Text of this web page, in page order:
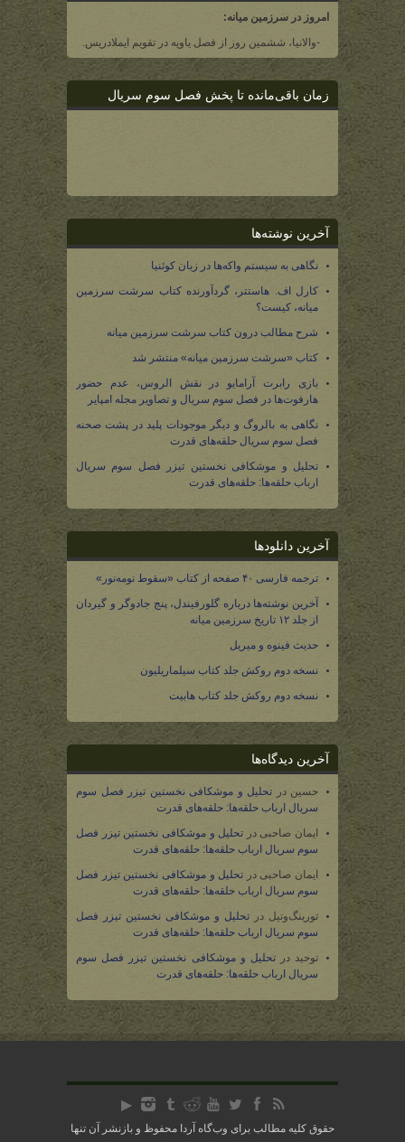
امروز در سرزمین میانه:
-والانیا، ششمین روز از فصل یاویه در تقویم ایملادریس.
زمان باقی‌مانده تا پخش فصل سوم سریال
آخرین نوشته‌ها
نگاهی به سیستم واکه‌ها در زبان کوئنیا
کارل اف. هاستتر، گردآورنده کتاب سرشت سرزمین
میانه، کیست؟
شرح مطالب درون کتاب سرشت سرزمین میانه
کتاب «سرشت سرزمین میانه» منتشر شد
بازی رابرت آرامایو در نقش الروس، عدم حضور
هارفوت‌ها در فصل سوم سریال و تصاویر مجله امپایر
نگاهی به بالروگ و دیگر موجودات پلید در پشت صحنه
فصل سوم سریال حلقه‌های قدرت
تحلیل و موشکافی نخستین تیزر فصل سوم سریال
ارباب حلقه‌ها: حلقه‌های قدرت
آخرین دانلودها
ترجمه فارسی ۴۰ صفحه از کتاب «سقوط نومه‌نور»
آخرین نوشته‌ها درباره گلورفیندل، پنج جادوگر و گیردان
از جلد ۱۲ تاریخ سرزمین میانه
حدیث فینوه و میریل
نسخه دوم روکش جلد کتاب سیلماریلیون
نسخه دوم روکش جلد کتاب هابیت
آخرین دیدگاه‌ها
حسین در تحلیل و موشکافی نخستین تیزر فصل سوم
سریال ارباب حلقه‌ها: حلقه‌های قدرت
ایمان صاحبیدر تحلیل و موشکافی نخستین تیزر فصل
سوم سریال ارباب حلقه‌ها: حلقه‌های قدرت
ایمان صاحبی در تحلیل و موشکافی نخستین تیزر فصل
سوم سریال ارباب حلقه‌ها: حلقه‌های قدرت
تورینگ‌وتیل در تحلیل و موشکافی نخستین تیزر فصل
سوم سریال ارباب حلقه‌ها: حلقه‌های قدرت
توحید درتحلیل و موشکافی نخستین تیزر فصل سوم
سریال ارباب حلقه‌ها: حلقه‌های قدرت
حقوق کلیه مطالب برای وب‌گاه آردا محفوظ و بازنشر آن تنها